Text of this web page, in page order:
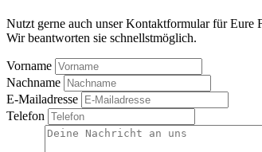
Nutzt gerne auch unser Kontaktformular für Eure
Wir beantworten sie schnellstmöglich.
Vorname
Nachname
E-Mailadresse
Telefon